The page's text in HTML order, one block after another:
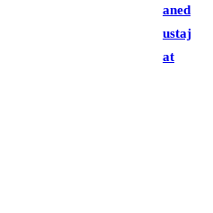
aned
ustaj
at